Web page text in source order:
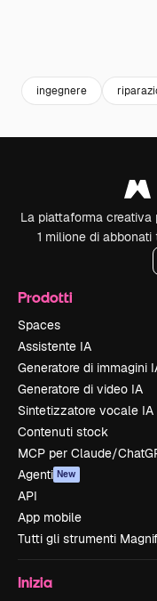
ingegnere
La piattaforma
1 milione di
Prodotti
Spaces
Assistente IA
Generatore di immagini
Generatore di video IA
Sintetizzatore vocale IA
Contenuti stock
MCP per Claude/
Agenti New
API
App mobile
Tutti gli strumenti
Inizia